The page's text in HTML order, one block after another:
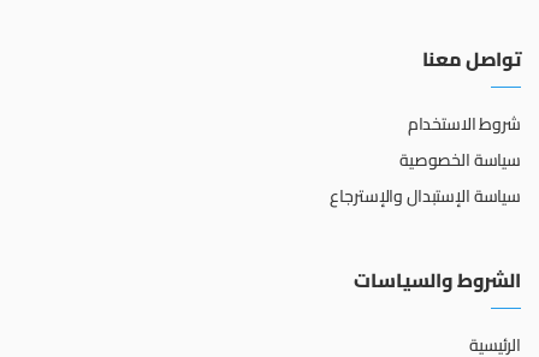
تواصل معنا
شروط الاستخدام
سياسة الخصوصية
سياسة الإستبدال والإسترجاع
الشروط والسياسات
الرئيسية